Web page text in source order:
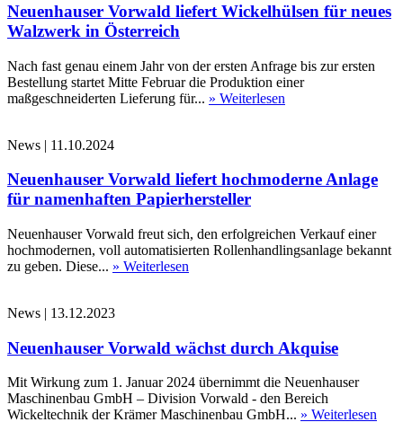
Neuenhauser Vorwald liefert Wickelhülsen für neues
Walzwerk in Österreich
Nach fast genau einem Jahr von der ersten Anfrage bis zur ersten
Bestellung startet Mitte Februar die Produktion einer
maßgeschneiderten Lieferung für... » Weiterlesen
News | 11.10.2024
Neuenhauser Vorwald liefert hochmoderne Anlage
für namenhaften Papierhersteller
Neuenhauser Vorwald freut sich, den erfolgreichen Verkauf einer
hochmodernen, voll automatisierten Rollenhandlingsanlage bekannt
zu geben. Diese... » Weiterlesen
News | 13.12.2023
Neuenhauser Vorwald wächst durch Akquise
Mit Wirkung zum 1. Januar 2024 übernimmt die Neuenhauser
Maschinenbau GmbH – Division Vorwald - den Bereich
Wickeltechnik der Krämer Maschinenbau GmbH... » Weiterlesen